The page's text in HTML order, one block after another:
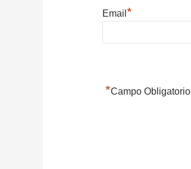
Email*
*Campo Obligatorio